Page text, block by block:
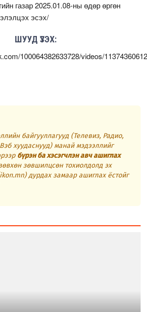
газар 2025.01.08-ны өдөр өргөн
эсэх/
ШУУД ҮЗЭХ:
100064382633728/videos/
байгууллагууд (Телевиз, Радио,
хуудаснууд) манай мэдээллийг
бүрэн ба хэсэгчлэн авч ашиглах
зөвшилцсөн тохиолдолд эх
дурдах замаар ашиглах ёстойг